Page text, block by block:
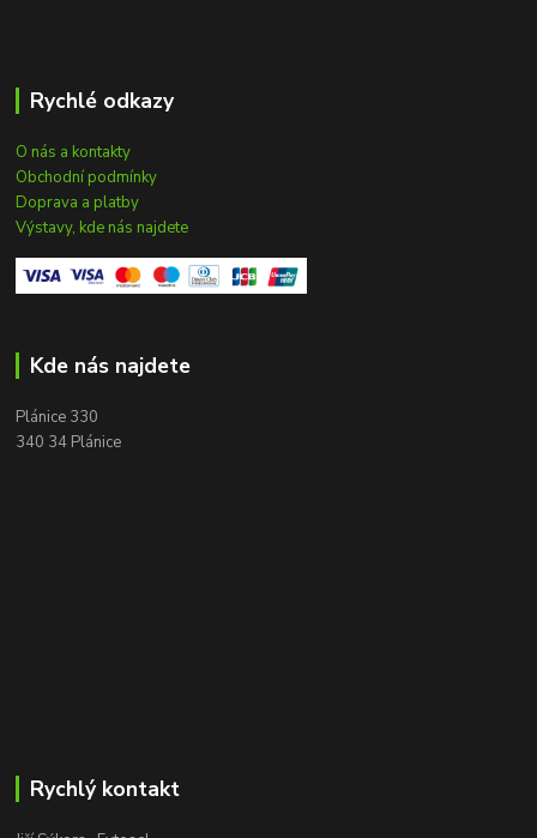
Rychlé odkazy
O nás a kontakty
Obchodní podmínky
Doprava a platby
Výstavy, kde nás najdete
Kde nás najdete
Plánice 330
340 34 Plánice
Rychlý kontakt